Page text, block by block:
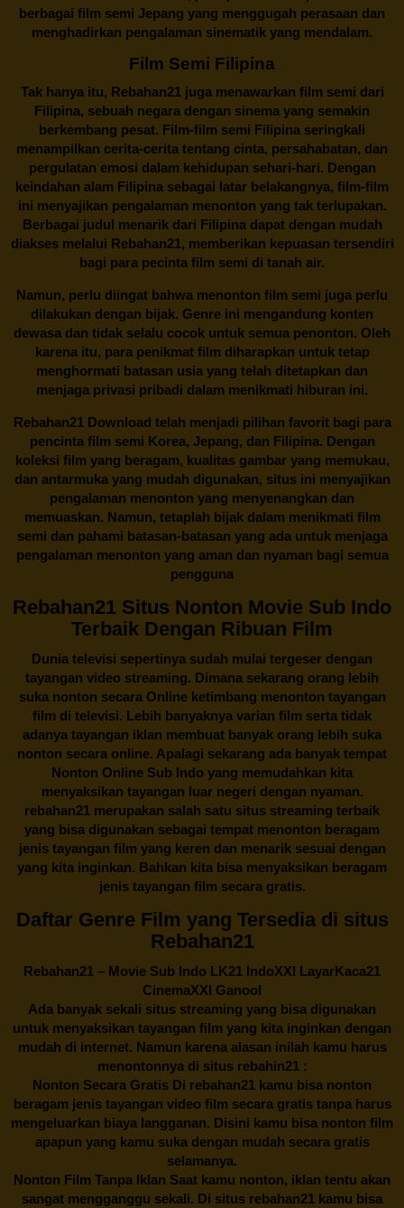
berbagai film semi Jepang yang menggugah perasaan dan
menghadirkan pengalaman sinematik yang mendalam.
Film Semi Filipina
Tak hanya itu, Rebahan21juga menawarkan film semi dari
Filipina, sebuah negara dengan sinema yang semakin
berkembang pesat. Film-film semi Filipina seringkali
menampilkan cerita-cerita tentang cinta, persahabatan, dan
pergulatan emosi dalam kehidupan sehari-hari. Dengan
keindahan alam Filipina sebagai latar belakangnya, film-film
ini menyajikan pengalaman menonton yang tak terlupakan.
Berbagai judul menarik dari Filipina dapat dengan mudah
diakses melalui Rebahan21, memberikan kepuasan tersendiri
bagi para pecinta film semi di tanah air.
Namun, perlu diingat bahwa menonton film semi juga perlu
dilakukan dengan bijak. Genre ini mengandung konten
dewasa dan tidak selalu cocok untuk semua penonton. Oleh
karena itu, para penikmat film diharapkan untuk tetap
menghormati batasan usia yang telah ditetapkan dan
menjaga privasi pribadi dalam menikmati hiburan ini.
Rebahan21Download telah menjadi pilihan favorit bagi para
pencinta film semi Korea, Jepang, dan Filipina. Dengan
koleksi film yang beragam, kualitas gambar yang memukau,
dan antarmuka yang mudah digunakan, situs ini menyajikan
pengalaman menonton yang menyenangkan dan
memuaskan. Namun, tetaplah bijak dalam menikmati film
semi dan pahami batasan-batasan yang ada untuk menjaga
pengalaman menonton yang aman dan nyaman bagi semua
pengguna
Rebahan21 Situs Nonton Movie Sub Indo
Terbaik Dengan Ribuan Film
Dunia televisi sepertinya sudah mulai tergeser dengan
tayangan video streaming. Dimana sekarang orang lebih
suka nonton secara Online ketimbang menonton tayangan
film di televisi. Lebih banyaknya varian film serta tidak
adanya tayangan iklan membuat banyak orang lebih suka
nonton secara online. Apalagi sekarang ada banyak tempat
Nonton Online Sub Indo yang memudahkan kita
menyaksikan tayangan luar negeri dengan nyaman.
rebahan21 merupakan salah satu situs streaming terbaik
yang bisa digunakan sebagai tempat menonton beragam
jenis tayangan film yang keren dan menarik sesuai dengan
yang kita inginkan. Bahkan kita bisa menyaksikan beragam
jenis tayangan film secara gratis.
Daftar Genre Film yang Tersedia di situs
Rebahan21
Rebahan21 – Movie Sub Indo LK21 IndoXXI LayarKaca21
CinemaXXI Ganool
Ada banyak sekali situs streaming yang bisa digunakan
untuk menyaksikan tayangan film yang kita inginkan dengan
mudah di internet. Namun karena alasan inilah kamu harus
menontonnya di situs rebahin21 :
Nonton Secara Gratis Di rebahan21 kamu bisa nonton
beragam jenis tayangan video film secara gratis tanpa harus
mengeluarkan biaya langganan. Disini kamu bisa nonton film
apapun yang kamu suka dengan mudah secara gratis
selamanya.
Nonton Film Tanpa Iklan Saat kamu nonton, iklan tentu akan
sangat mengganggu sekali. Di situs rebahan21 kamu bisa